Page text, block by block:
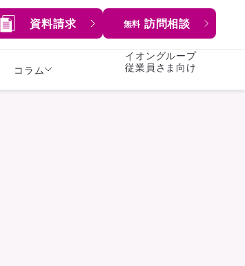
資料請求 無料 訪問相談
コラム
イオングループ
従業員さま向け